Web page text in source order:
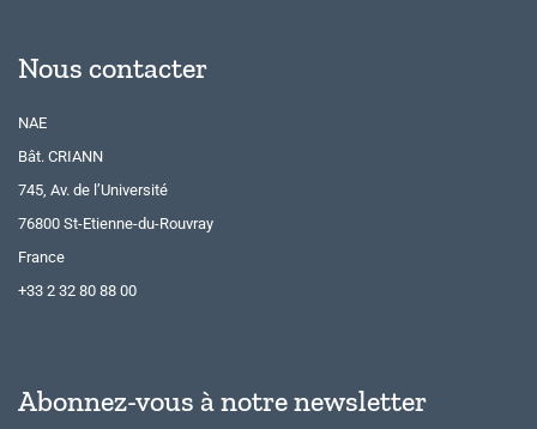
Nous contacter
NAE
Bât. CRIANN
745, Av. de l’Université
76800 St-Etienne-du-Rouvray
France
+33 2 32 80 88 00
Abonnez-vous à notre newsletter